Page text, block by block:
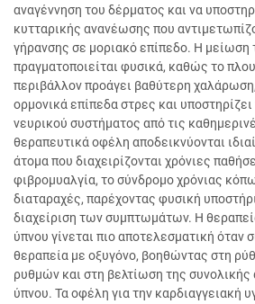
αναγέννηση του δέρματος και να
κυτταρικής ανανέωσης που
γήρανσης σε μοριακό επίπεδο. Η μείωση
πραγματοποιείται φυσικά, καθώς το
περιβάλλον προάγει βαθύτερη
ορμονικά επίπεδα στρες και
νευρικού συστήματος από τις
θεραπευτικά οφέλη αποδεικνύονται
άτομα που διαχειρίζονται χρόνιες
φιβρομυαλγία, το σύνδρομο χρόνιας
διαταραχές, παρέχοντας φυσική
διαχείριση των συμπτωμάτων. Η
ύπνου γίνεται πιο αποτελεσματική όταν
θεραπεία με οξυγόνο, βοηθώντας στη
ρυθμών και στη βελτίωση της συνολικής
ύπνου. Τα οφέλη για την καρδιαγγειακή